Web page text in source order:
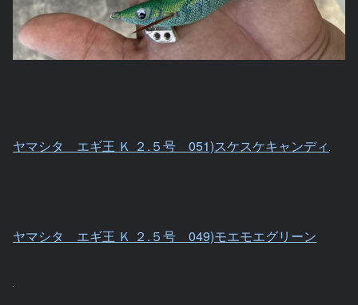
ヤマシタ エギ王 Ｋ ２.５号 051)スケスケキャンディ
ヤマシタ エギ王 Ｋ ２.５号 049)モエモエグリーン